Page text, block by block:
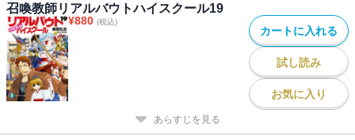
召喚教師リアルバウトハイスクール19
¥880 (税込)
カートに入れる
試し読み
お気に入り
あらすじを見る